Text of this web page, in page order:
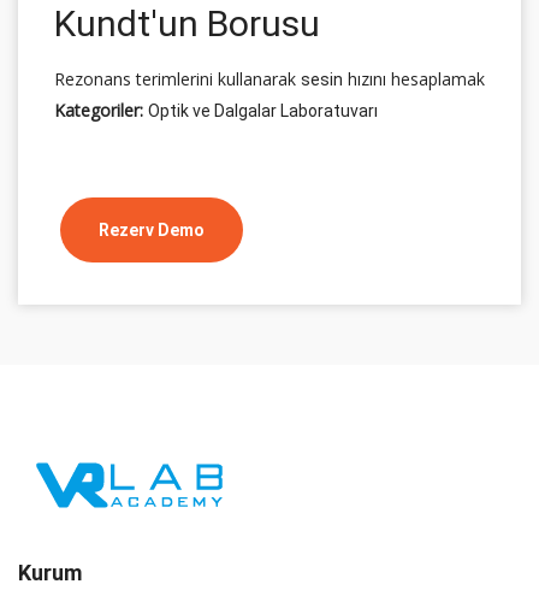
Kundt'un Borusu
Rezonans terimlerini kullanarak sesin hızını hesaplamak
Kategoriler: Optik ve Dalgalar Laboratuvarı
Rezerv Demo
Kurum